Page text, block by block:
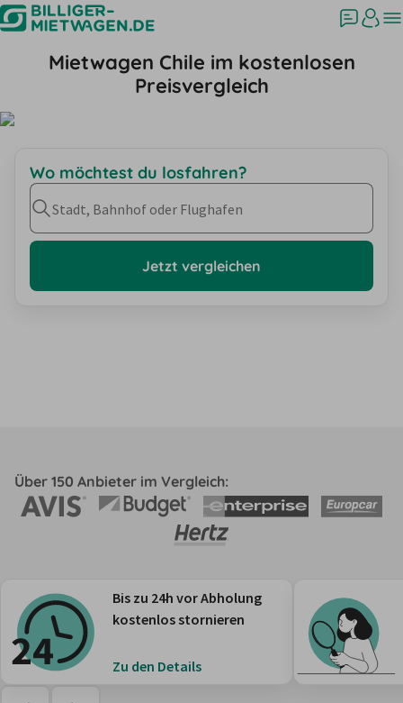
Mietwagen Chile im kostenlosen
Preisvergleich
Wo möchtest du losfahren?
Stadt, Bahnhof oder Flughafen
Jetzt vergleichen
Über 150 Anbieter im Vergleich:
Bis zu 24h vor Abholung
kostenlos stornieren
Zu den Details